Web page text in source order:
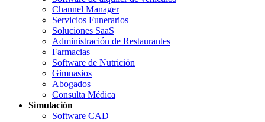
Channel Manager
Servicios Funerarios
Soluciones SaaS
Administración de Restaurantes
Farmacias
Software de Nutrición
Gimnasios
Abogados
Consulta Médica
Simulación
Software CAD